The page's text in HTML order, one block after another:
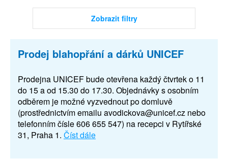
Zobrazit filtry
Prodej blahopřání a dárků UNICEF
Prodejna UNICEF bude otevřena každý čtvrtek o 11
do 15 a od 15.30 do 17.30. Objednávky s osobním
odběrem je možné vyzvednout po domluvě
(prostřednictvím emailu avodickova@unicef.cz nebo
telefonním čísle 606 655 547) na recepci v Rytířské
31, Praha 1. Číst dále